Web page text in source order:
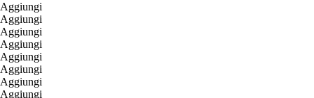
Aggiungi
Aggiungi
Aggiungi
Aggiungi
Aggiungi
Aggiungi
Aggiungi
Aggiungi